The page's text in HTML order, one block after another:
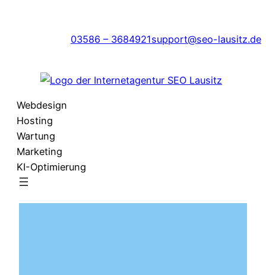
03586 – 3684921support@seo-lausitz.de
Webdesign
Hosting
Wartung
Marketing
KI-Optimierung